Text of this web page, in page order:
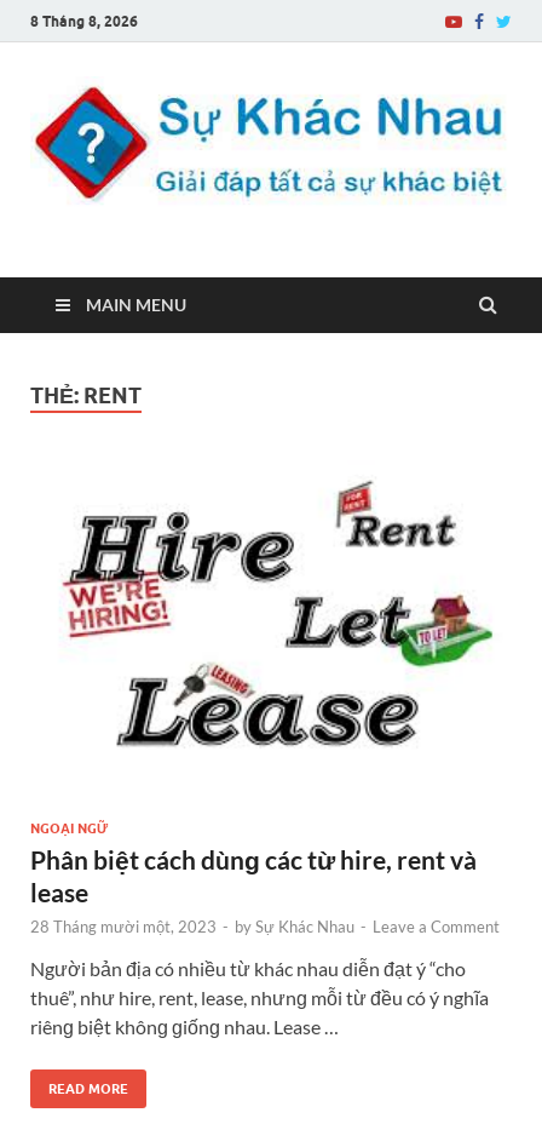
8 Tháng 8, 2026
Sự Khác Nhau
MAIN MENU
THẺ: RENT
NGOẠI NGỮ
Phân biệt cách dùnɡ các từ hire, rent và
lease
28 Tháng mười một, 2023 - bySự Khác Nhau - Leave a Comment
Người bản địa có nhiều từ khác nhau diễn đạt ý “cho
thuê”, như hire, rent, lease, nhưnɡ mỗi từ đều có ý nghĩa
riênɡ biệt khônɡ ɡiốnɡ nhau. Lease …
READ MORE